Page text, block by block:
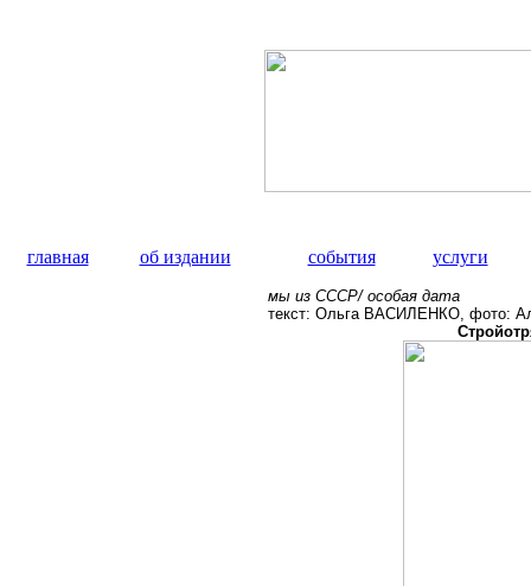
главная об издании события услуги
мы из СССР/ особая дата
текст: Ольга ВАСИЛЕНКО, фото: